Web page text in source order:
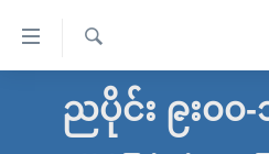
လွယ်ကူ
မူလစာမျက်နှာ
ရ
လာ
ညပိုင်း ၉း၀၀-